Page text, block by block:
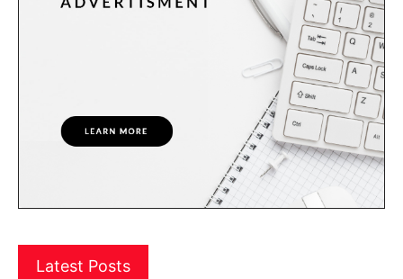
Latest Posts